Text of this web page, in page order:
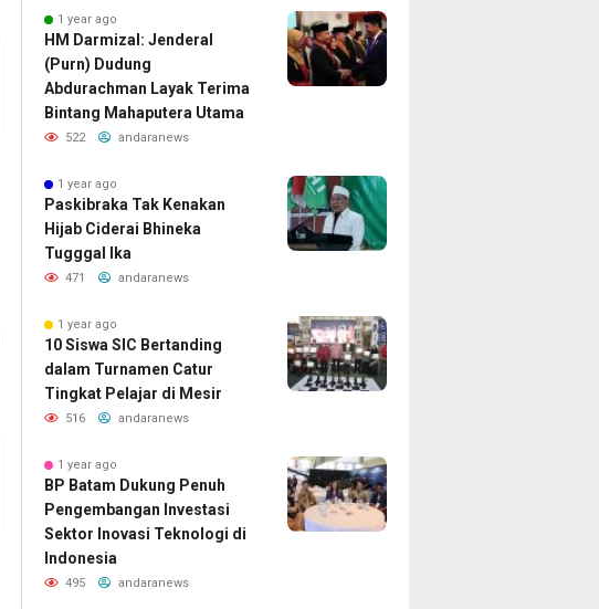
1 year ago
HM Darmizal: Jenderal
(Purn) Dudung
Abdurachman Layak Terima
Bintang Mahaputera Utama
522 andaranews
1 year ago
Paskibraka Tak Kenakan
Hijab Ciderai Bhineka
Tugggal Ika
471 andaranews
1 year ago
10 Siswa SIC Bertanding
dalam Turnamen Catur
Tingkat Pelajar di Mesir
516 andaranews
1 year ago
BP Batam Dukung Penuh
Pengembangan Investasi
Sektor Inovasi Teknologi di
Indonesia
495 andaranews